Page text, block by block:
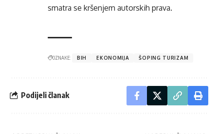
smatra se kršenjem autorskih prava.
OZNAKE: BIH EKONOMIJA ŠOPING TURIZAM
Podijeli članak